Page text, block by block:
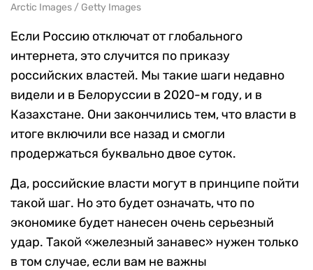
Arctic Images / Getty Images
Если Россию отключат от глобального
интернета, это случится по приказу
российских властей. Мы такие шаги недавно
видели и в Белоруссии в 2020-м году, и в
Казахстане. Они закончились тем, что власти в
итоге включили все назад и смогли
продержаться буквально двое суток.
Да, российские власти могут в принципе пойти
такой шаг. Но это будет означать, что по
экономике будет нанесен очень серьезный
удар. Такой «железный занавес» нужен только
в том случае, если вам не важны